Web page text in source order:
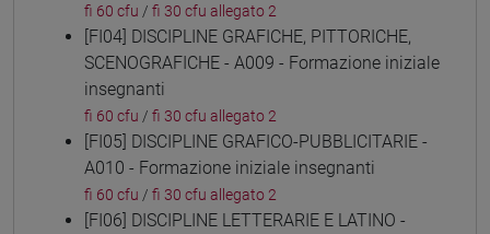
fi 60 cfu / fi 30 cfu allegato 2
[FI04] DISCIPLINE GRAFICHE, PITTORICHE,
SCENOGRAFICHE - A009 - Formazione iniziale
insegnanti
fi 60 cfu / fi 30 cfu allegato 2
[FI05] DISCIPLINE GRAFICO-PUBBLICITARIE -
A010 - Formazione iniziale insegnanti
fi 60 cfu / fi 30 cfu allegato 2
[FI06] DISCIPLINE LETTERARIE E LATINO -